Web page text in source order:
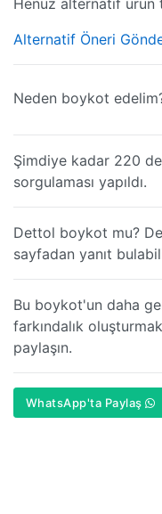
Henüz alternatif ürün
Alternatif Öneri
Neden boykot
Şimdiye kadar 220
sorgulaması yapıldı.
Dettol boykot mu?
sayfadan yanıt
Bu boykot'un daha
farkındalık
paylaşın.
WhatsApp'ta Paylaş